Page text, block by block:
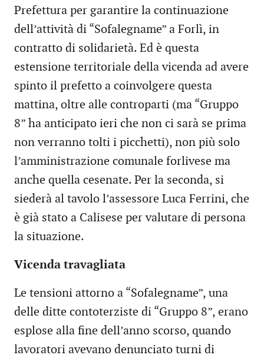
Prefettura per garantire la continuazione
dell’attività di “Sofalegname” a Forlì, in
contratto di solidarietà. Ed è questa
estensione territoriale della vicenda ad avere
spinto il prefetto a coinvolgere questa
mattina, oltre alle controparti (ma “Gruppo
8” ha anticipato ieri che non ci sarà se prima
non verranno tolti i picchetti), non più solo
l’amministrazione comunale forlivese ma
anche quella cesenate. Per la seconda, si
siederà al tavolo l’assessore Luca Ferrini, che
è già stato a Calisese per valutare di persona
la situazione.
Vicenda travagliata
Le tensioni attorno a “Sofalegname”, una
delle ditte contoterziste di “Gruppo 8”, erano
esplose alla fine dell’anno scorso, quando
lavoratori avevano denunciato turni di